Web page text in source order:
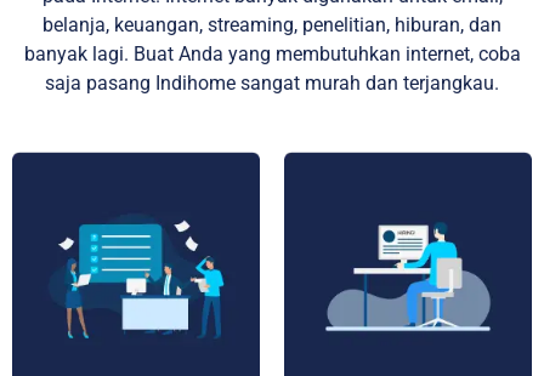
belanja, keuangan, streaming, penelitian, hiburan, dan
banyak lagi. Buat Anda yang membutuhkan internet, coba
saja pasang Indihome sangat murah dan terjangkau.